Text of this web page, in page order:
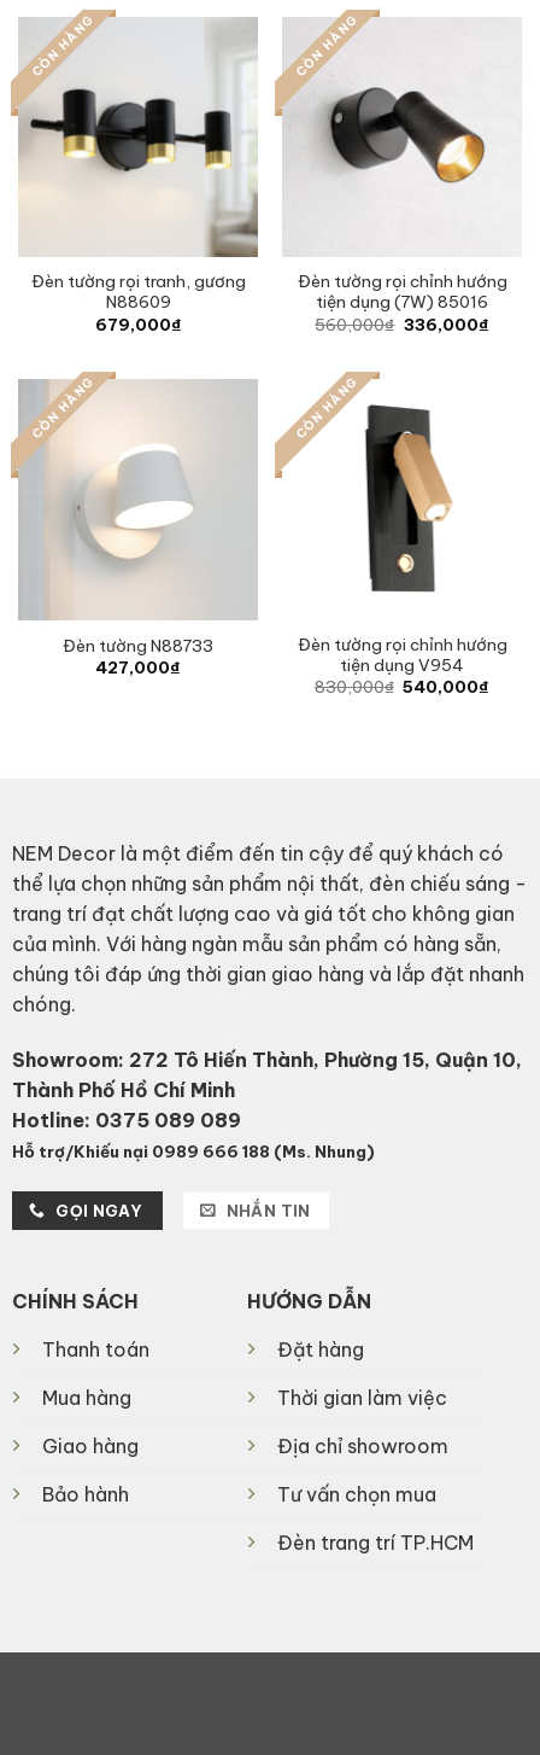
CÒN HÀNG
Đèn tường rọi tranh, gương
N88609
679,000₫
CÒN HÀNG
Đèn tường rọi chỉnh hướng
tiện dụng (7W) 85016
560,000₫ Original
price
336,000₫
CÒN HÀNG
Đèn tường N88733
427,000₫
CÒN HÀNG
Đèn tường rọi chỉnh hướng
tiện dụng V954
830,000₫ Original
price
540,000₫
NEM Decor là một điểm đến tin cậy để quý khách có
thể lựa chọn những sản phẩm nội thất, đèn chiếu sáng -
trang trí đạt chất lượng cao và giá tốt cho không gian
của mình. Với hàng ngàn mẫu sản phẩm có hàng sẵn,
chúng tôi đáp ứng thời gian giao hàng và lắp đặt nhanh
chóng.
Showroom: 272 Tô Hiến Thành, Phường 15, Quận 10,
Thành Phố Hồ Chí Minh
Hotline: 0375 089 089
Hỗ trợ/Khiếu nại 0989 666 188 (Ms. Nhung)
GỌI NGAY NHẮN TIN
CHÍNH SÁCH
Thanh toán
Mua hàng
Giao hàng
Bảo hành
HƯỚNG DẪN
Đặt hàng
Thời gian làm việc
Địa chỉ showroom
Tư vấn chọn mua
Đèn trang trí TP.HCM